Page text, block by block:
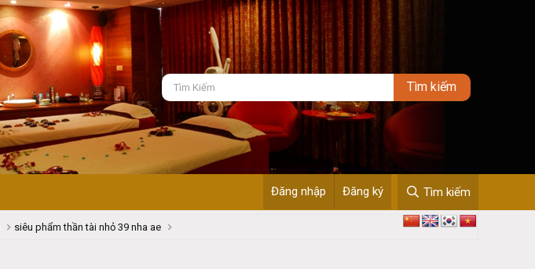
Đăng nhập Đăng ký Tìm kiếm
siêu phẩm thần tài nhỏ 39 nha ae